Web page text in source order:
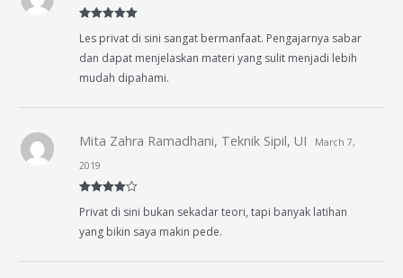
of 5
Les privat di sini sangat bermanfaat. Pengajarnya sabar
dan dapat menjelaskan materi yang sulit menjadi lebih
mudah dipahami.
out of 5
Mita Zahra Ramadhani, Teknik Sipil, UI
March 7,
2019
Privat di sini bukan sekadar teori, tapi banyak latihan
yang bikin saya makin pede.